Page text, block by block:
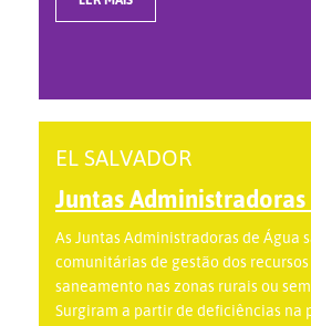
EL SALVADOR
Juntas Administradoras
As Juntas Administradoras de Água
comunitárias de gestão dos
saneamento nas zonas rurais ou
Surgiram a partir de deficiências na